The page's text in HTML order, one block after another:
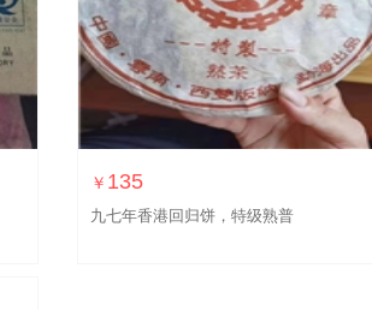
￥ 135
九七年香港回归饼，特级熟普